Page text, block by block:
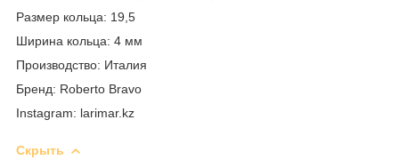
Размер кольца: 19,5
Ширина кольца: 4 мм
Производство: Италия
Бренд: Roberto Bravo
Instagram: larimar.kz
Скрыть